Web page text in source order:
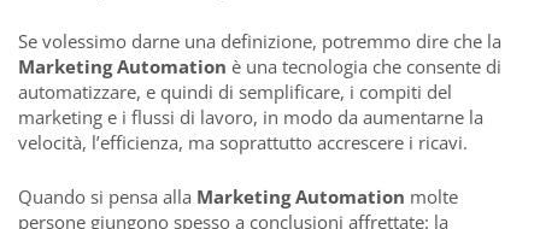
Se volessimo darne una definizione, potremmo dire che la
Marketing Automation è una tecnologia che consente di
automatizzare, e quindi di semplificare, i compiti del
marketing e i flussi di lavoro, in modo da aumentarne la
velocità, l’efficienza, ma soprattutto accrescere i ricavi.
Quando si pensa alla Marketing Automation molte
persone giungono spesso a conclusioni affrettate: la